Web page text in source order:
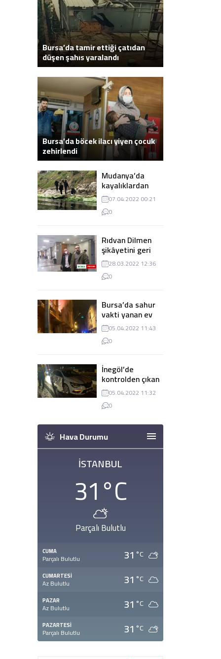
Bursa’da tamir ettiği çatıdan
düşen şahıs yaralandı
Bursa’da böcek ilacı yiyen çocuk
zehirlendi
Mudanya’da
kayalıklardan
atlayarak intihar
eden genç ölü
bulundu
07.04.2022 00:21
0
Rıdvan Dilmen
şikâyetini geri
çekti, dava
düşürüldü
28.03.2022 12:36
0
Bursa’da sahur
vakti yanan ev
panik
yaşanmasına
sebep oldu
05.04.2022 11:43
0
İnegöl’de
kontrolden çıkan
tır 2 otomobile
çarptı
05.04.2022 11:32
0
Hava Durumu
İSTANBUL
31°C
Parçalı Bulutlu
CUMA
Parçalı Bulutlu 31 °C
CUMARTESI
Az Bulutlu 31 °C
PAZAR
Az Bulutlu 31 °C
PAZARTESI
Parçalı Bulutlu 31 °C